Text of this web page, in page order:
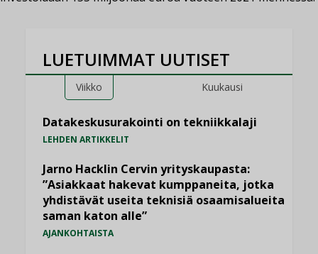
LUETUIMMAT UUTISET
Viikko Kuukausi
Datakeskusurakointi on tekniikkalaji
LEHDEN ARTIKKELIT
Jarno Hacklin Cervin yrityskaupasta:
”Asiakkaat hakevat kumppaneita, jotka
yhdistävät useita teknisiä osaamisalueita
saman katon alle”
AJANKOHTAISTA